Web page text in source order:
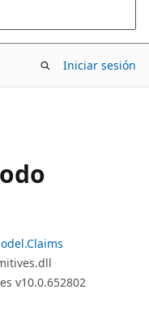
Iniciar sesión
v10.0.652802